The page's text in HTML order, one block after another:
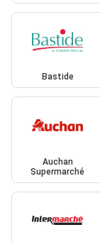
Bastide
Auchan
Supermarché